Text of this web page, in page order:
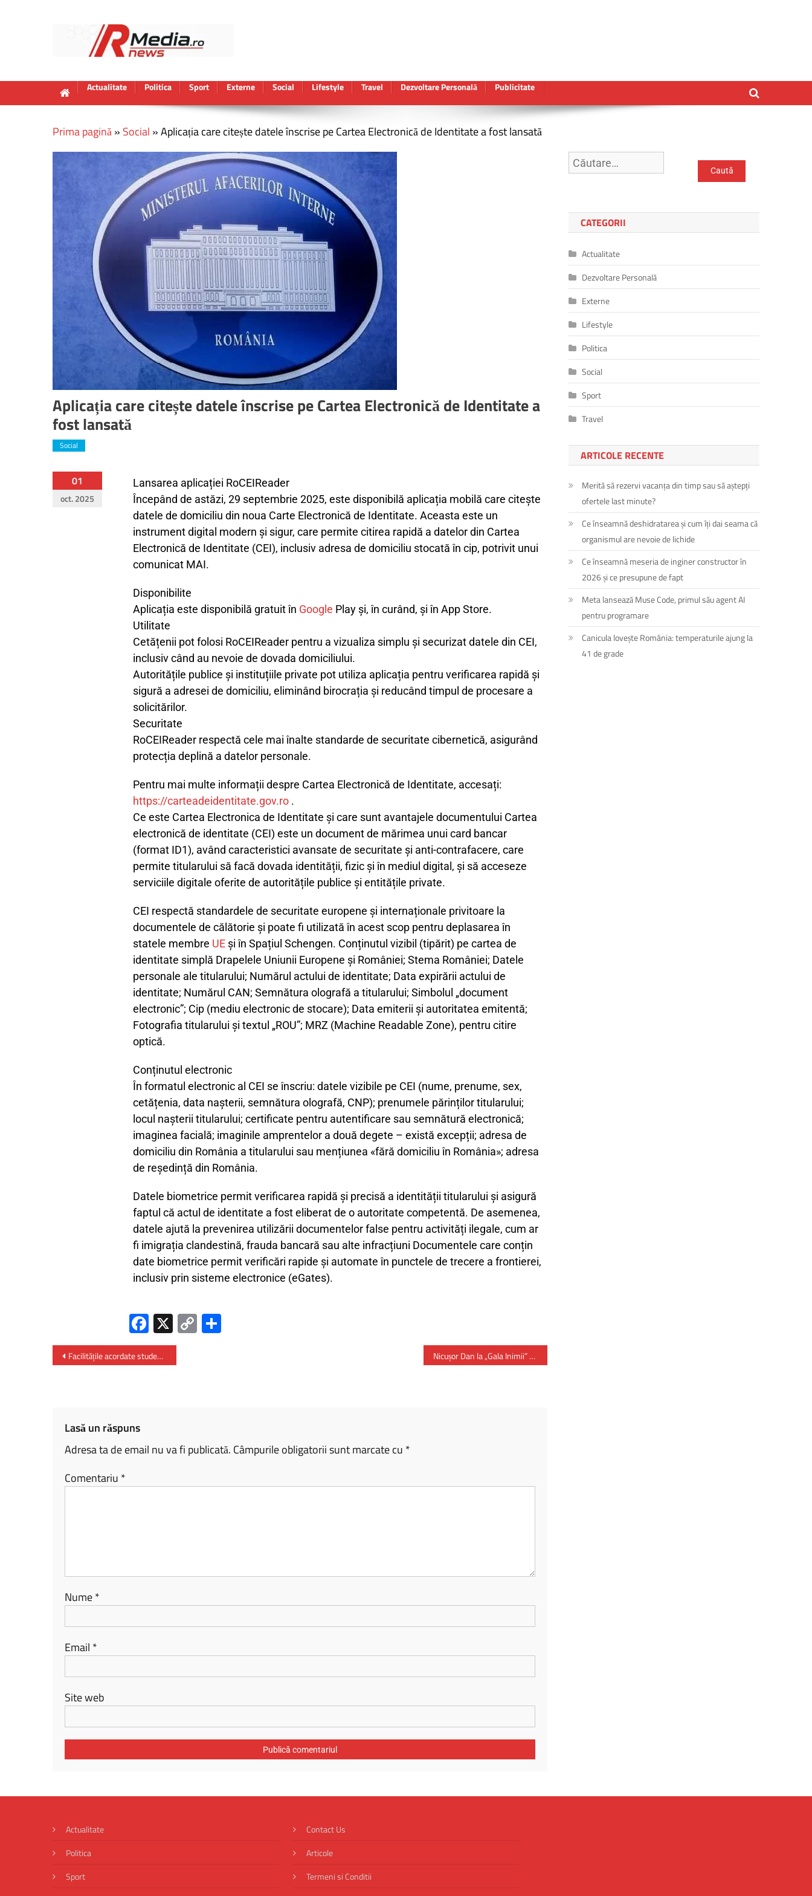
Actualitate Politica Sport Externe Social Lifestyle Travel Dezvoltare Personală Publicitate
Prima pagină» Social »Aplicația care citește datele înscrise pe Cartea Electronică de Identitate a fost lansată
Aplicația care citește datele înscrise pe Cartea Electronică de Identitate a
fost lansată
Social
01
oct. 2025
Lansarea aplicației RoCEIReader
Începând de astăzi, 29 septembrie 2025, este disponibilă aplicația mobilă care citește
datele de domiciliu din noua Carte Electronică de Identitate. Aceasta este un
instrument digital modern și sigur, care permite citirea rapidă a datelor din Cartea
Electronică de Identitate (CEI), inclusiv adresa de domiciliu stocată în cip, potrivit unui
comunicat MAI.
Disponibilite
Aplicația este disponibilă gratuit în Google Play și, în curând, și în App Store.
Utilitate
Cetățenii pot folosi RoCEIReader pentru a vizualiza simplu și securizat datele din CEI,
inclusiv când au nevoie de dovada domiciliului.
Autoritățile publice și instituțiile private pot utiliza aplicația pentru verificarea rapidă și
sigură a adresei de domiciliu, eliminând birocrația și reducând timpul de procesare a
solicitărilor.
Securitate
RoCEIReader respectă cele mai înalte standarde de securitate cibernetică, asigurând
protecția deplină a datelor personale.
Pentru mai multe informații despre Cartea Electronică de Identitate, accesați:
https://carteadeidentitate.gov.ro.
Ce este Cartea Electronica de Identitate și care sunt avantajele documentului Cartea
electronică de identitate (CEI) este un document de mărimea unui card bancar
(format ID1), având caracteristici avansate de securitate și anti-contrafacere, care
permite titularului să facă dovada identității, fizic și în mediul digital, și să acceseze
serviciile digitale oferite de autoritățile publice și entitățile private.
CEI respectă standardele de securitate europene și internaționale privitoare la
documentele de călătorie și poate fi utilizată în acest scop pentru deplasarea în
statele membre UEși în Spațiul Schengen. Conținutul vizibil (tipărit) pe cartea de
identitate simplă Drapelele Uniunii Europene și României; Stema României; Datele
personale ale titularului; Numărul actului de identitate; Data expirării actului de
identitate; Numărul CAN; Semnătura olografă a titularului; Simbolul „document
electronic”; Cip (mediu electronic de stocare); Data emiterii și autoritatea emitentă;
Fotografia titularului și textul „ROU”; MRZ (Machine Readable Zone), pentru citire
optică.
Conținutul electronic
În formatul electronic al CEI se înscriu: datele vizibile pe CEI (nume, prenume, sex,
cetățenia, data nașterii, semnătura olografă, CNP); prenumele părinților titularului;
locul nașterii titularului; certificate pentru autentificare sau semnătură electronică;
imaginea facială; imaginile amprentelor a două degete – există excepții; adresa de
domiciliu din România a titularului sau mențiunea «fără domiciliu în România»; adresa
de reședință din România.
Datele biometrice permit verificarea rapidă și precisă a identității titularului și asigură
faptul că actul de identitate a fost eliberat de o autoritate competentă. De asemenea,
datele ajută la prevenirea utilizării documentelor false pentru activități ilegale, cum ar
fi imigrația clandestină, frauda bancară sau alte infracțiuni Documentele care conțin
date biometrice permit verificări rapide și automate în punctele de trecere a frontierei,
inclusiv prin sisteme electronice (eGates).
Fa
ce
b
X C
o
P
Facilitățile acordate studenților la călătoria cu trenul în anul universitar 2025/2026 Nicușor Dan la „Gala Inimii” – Medicina românească are multe poveşti de succes
Lasă un răspuns
Adresa ta de email nu va fi publicată. Câmpurile obligatorii sunt marcate cu *
Comentariu *
Nume*
Email *
Site web
CATEGORII
Actualitate
Dezvoltare Personală
Externe
Lifestyle
Politica
Social
Sport
Travel
ARTICOLE RECENTE
Merită să rezervi vacanța din timp sau să aștepți
ofertele last minute?
Ce înseamnă deshidratarea și cum îți dai seama că
organismul are nevoie de lichide
Ce înseamnă meseria de inginer constructor în
2026 și ce presupune de fapt
Meta lansează Muse Code, primul său agent AI
pentru programare
Canicula lovește România: temperaturile ajung la
41 de grade
Actualitate
Politica
Sport
Contact Us
Articole
Termeni si Conditii